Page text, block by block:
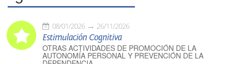
08/01/2026 26/11/2026
Estimulación Cognitiva
OTRAS ACTIVIDADES DE PROMOCIÓN DE LA
AUTONOMÍA PERSONAL Y PREVENCIÓN DE LA